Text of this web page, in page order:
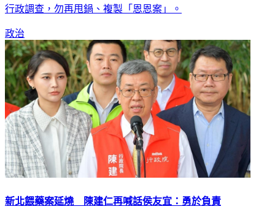
日舉行記者會，痛批侯友宜濫用資源、行政怠惰，應儘速啟動
政治